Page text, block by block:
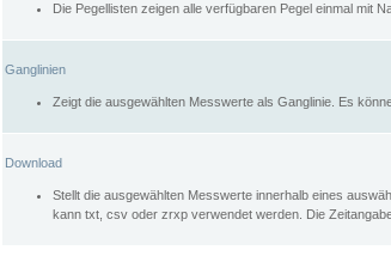
Die Pegellisten zeigen alle verfügbaren Pegel einmal mit
Ganglinien
Zeigt die ausgewählten Messwerte als Ganglinie. Es
Download
Stellt die ausgewählten Messwerte innerhalb eines
kann txt, csv oder zrxp verwendet werden. Die